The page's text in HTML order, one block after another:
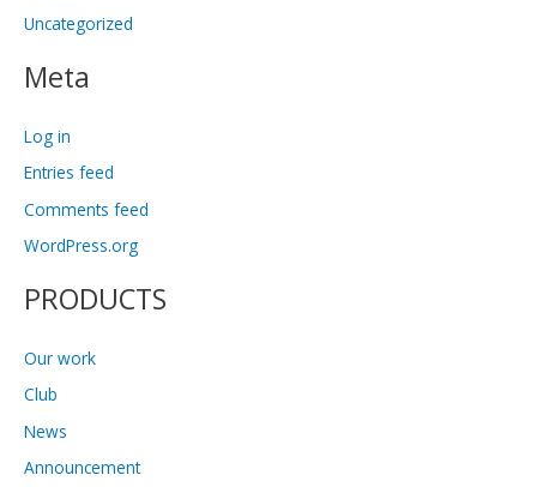
Uncategorized
Meta
Log in
Entries feed
Comments feed
WordPress.org
PRODUCTS
Our work
Club
News
Announcement